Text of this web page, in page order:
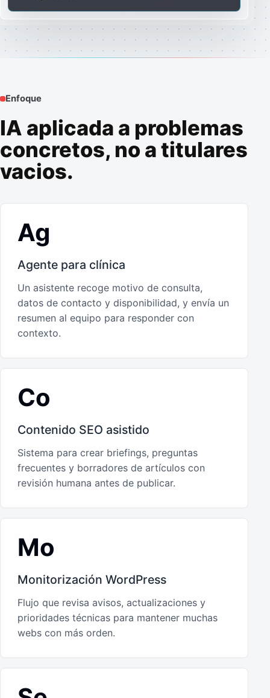
Enfoque
IA aplicada a problemas
concretos, no a titulares
vacios.
Ag
Agente para clínica
Un asistente recoge motivo de consulta,
datos de contacto y disponibilidad, y envía un
resumen al equipo para responder con
contexto.
Co
Contenido SEO asistido
Sistema para crear briefings, preguntas
frecuentes y borradores de artículos con
revisión humana antes de publicar.
Mo
Monitorización WordPress
Flujo que revisa avisos, actualizaciones y
prioridades técnicas para mantener muchas
webs con más orden.